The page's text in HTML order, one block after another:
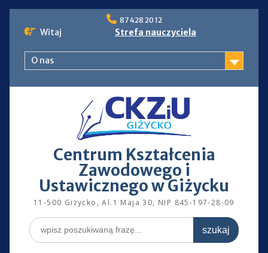
to
87 428 20 12
Witaj Strefa nauczyciela
O nas
Centrum Kształcenia
Zawodowego i
Ustawicznego w Giżycku
11-500 Giżycko, Al.1 Maja 30, NIP 845-197-28-09
Search
for: